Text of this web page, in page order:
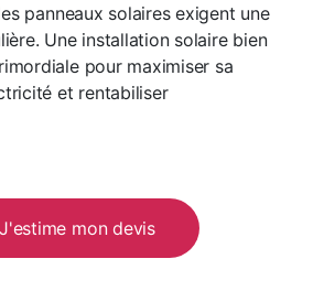
panneaux solaires exigent une
Une installation solaire bien
pour maximiser sa
et rentabiliser
J'estime mon devis